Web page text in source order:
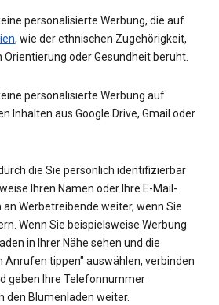
personalisierte Werbung, die auf
, wie der ethnischen Zugehörigkeit,
Orientierung oder Gesundheit beruht.
personalisierte Werbung auf
Inhalten aus Google Drive, Gmail oder
die Sie persönlich identifizierbar
Ihren Namen oder Ihre E-Mail-
an Werbetreibende weiter, wenn Sie
Wenn Sie beispielsweise Werbung
in Ihrer Nähe sehen und die
Anrufen tippen" auswählen, verbinden
geben Ihre Telefonnummer
den Blumenladen weiter.